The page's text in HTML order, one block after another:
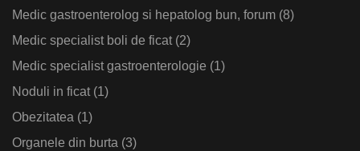
Medic gastroenterolog si hepatolog bun, forum (8)
Medic specialist boli de ficat(2)
Medic specialist gastroenterologie (1)
Noduli in ficat(1)
Obezitatea (1)
Organele din burta (3)